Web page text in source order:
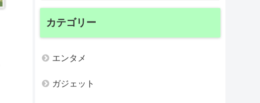
カテゴリー
エンタメ
ガジェット